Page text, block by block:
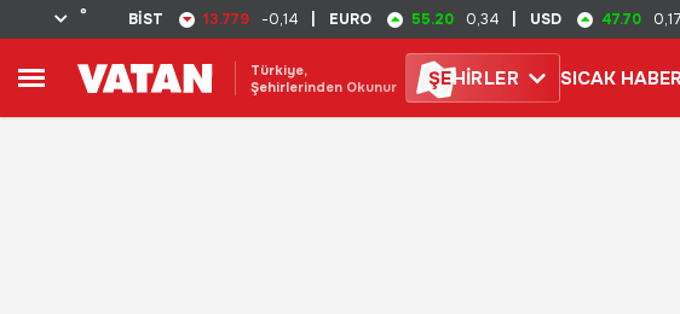
° BİST 13.779 -0,14 EURO 55.20 0,34 USD 47.70 0,17
Türkiye,
Şehirlerinden Okunur
ŞEHİRLER SICAK HABER